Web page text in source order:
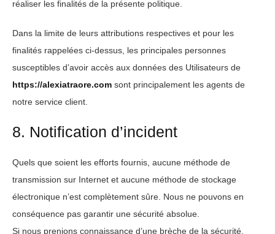
réaliser les finalités de la présente politique.
Dans la limite de leurs attributions respectives et pour les
finalités rappelées ci-dessus, les principales personnes
susceptibles d’avoir accès aux données des Utilisateurs de
https://alexiatraore.com sont principalement les agents de
notre service client.
8. Notification d’incident
Quels que soient les efforts fournis, aucune méthode de
transmission sur Internet et aucune méthode de stockage
électronique n’est complètement sûre. Nous ne pouvons en
conséquence pas garantir une sécurité absolue.
Si nous prenions connaissance d’une brèche de la sécurité,